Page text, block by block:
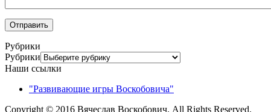
Рубрики
Рубрики
Наши ссылки
"Развивающие игры Воскобовича"
Copyright © 2016 Вячеслав Воскобович. All Rights Reserved.